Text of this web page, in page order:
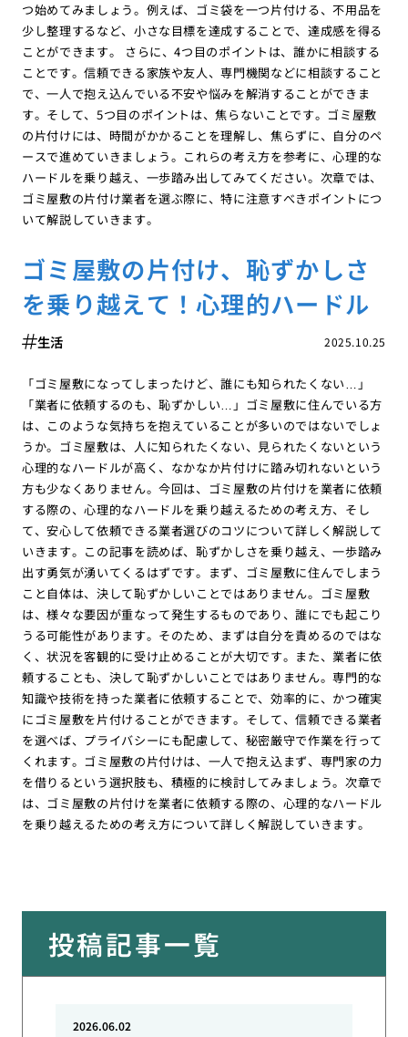
つ始めてみましょう。例えば、ゴミ袋を一つ片付ける、不用品を
少し整理するなど、小さな目標を達成することで、達成感を得る
ことができます。 さらに、4つ目のポイントは、誰かに相談する
ことです。信頼できる家族や友人、専門機関などに相談すること
で、一人で抱え込んでいる不安や悩みを解消することができま
す。そして、5つ目のポイントは、焦らないことです。ゴミ屋敷
の片付けには、時間がかかることを理解し、焦らずに、自分のペ
ースで進めていきましょう。これらの考え方を参考に、心理的な
ハードルを乗り越え、一歩踏み出してみてください。次章では、
ゴミ屋敷の片付け業者を選ぶ際に、特に注意すべきポイントにつ
いて解説していきます。
ゴミ屋敷の片付け、恥ずかしさ
を乗り越えて！心理的ハードル
2025.10.25
生活
「ゴミ屋敷になってしまったけど、誰にも知られたくない…」
「業者に依頼するのも、恥ずかしい…」ゴミ屋敷に住んでいる方
は、このような気持ちを抱えていることが多いのではないでしょ
うか。ゴミ屋敷は、人に知られたくない、見られたくないという
心理的なハードルが高く、なかなか片付けに踏み切れないという
方も少なくありません。今回は、ゴミ屋敷の片付けを業者に依頼
する際の、心理的なハードルを乗り越えるための考え方、そし
て、安心して依頼できる業者選びのコツについて詳しく解説して
いきます。この記事を読めば、恥ずかしさを乗り越え、一歩踏み
出す勇気が湧いてくるはずです。まず、ゴミ屋敷に住んでしまう
こと自体は、決して恥ずかしいことではありません。ゴミ屋敷
は、様々な要因が重なって発生するものであり、誰にでも起こり
うる可能性があります。そのため、まずは自分を責めるのではな
く、状況を客観的に受け止めることが大切です。また、業者に依
頼することも、決して恥ずかしいことではありません。専門的な
知識や技術を持った業者に依頼することで、効率的に、かつ確実
にゴミ屋敷を片付けることができます。そして、信頼できる業者
を選べば、プライバシーにも配慮して、秘密厳守で作業を行って
くれます。ゴミ屋敷の片付けは、一人で抱え込まず、専門家の力
を借りるという選択肢も、積極的に検討してみましょう。次章で
は、ゴミ屋敷の片付けを業者に依頼する際の、心理的なハードル
を乗り越えるための考え方について詳しく解説していきます。
投稿記事一覧
2026.06.02